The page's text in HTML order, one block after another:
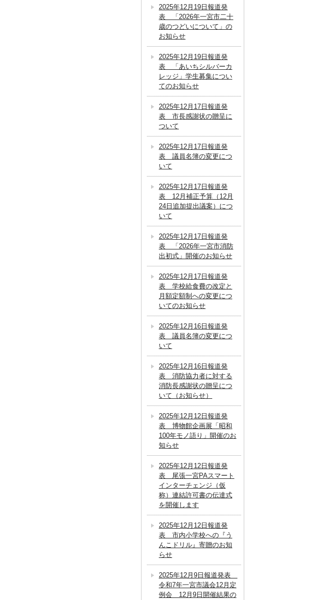
2025年12月19日報道発
表 「2026年一宮市二十
歳のつどいについて」の
お知らせ
2025年12月19日報道発
表 「あいちシルバーカ
レッジ」学生募集につい
てのお知らせ
2025年12月17日報道発
表 市長感謝状の贈呈に
ついて
2025年12月17日報道発
表 議員名簿の変更につ
いて
2025年12月17日報道発
表 12月補正予算（12月
24日追加提出議案）につ
いて
2025年12月17日報道発
表 「2026年一宮市消防
出初式」開催のお知らせ
2025年12月17日報道発
表 学校給食費の改定と
月額定額制への変更につ
いてのお知らせ
2025年12月16日報道発
表 議員名簿の変更につ
いて
2025年12月16日報道発
表 消防協力者に対する
消防長感謝状の贈呈につ
いて（お知らせ）
2025年12月12日報道発
表 博物館企画展「昭和
100年モノ語り」開催のお
知らせ
2025年12月12日報道発
表 尾張一宮PAスマート
インターチェンジ（仮
称）連結許可書の伝達式
を開催します
2025年12月12日報道発
表 市内小学校への『う
んこドリル』寄贈のお知
らせ
2025年12月9日報道発表
令和7年一宮市議会12月定
例会 12月9日開催結果の